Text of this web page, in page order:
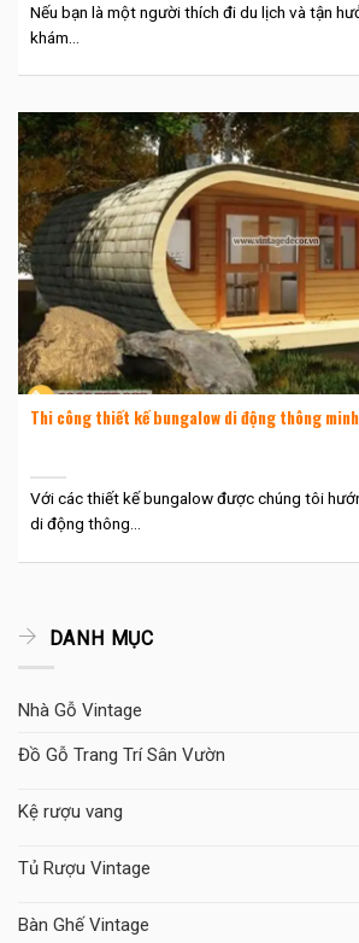
DANH MỤC
Nhà Gỗ Vintage
Đồ Gỗ Trang Trí Sân Vườn
Kệ rượu vang
Tủ Rượu Vintage
Bàn Ghế Vintage
Nếu bạn là một người thích đi du lịch và tận
khám...
Thi công thiết kế bungalow di động thông
Với các thiết kế bungalow được chúng tôi
di động thông...